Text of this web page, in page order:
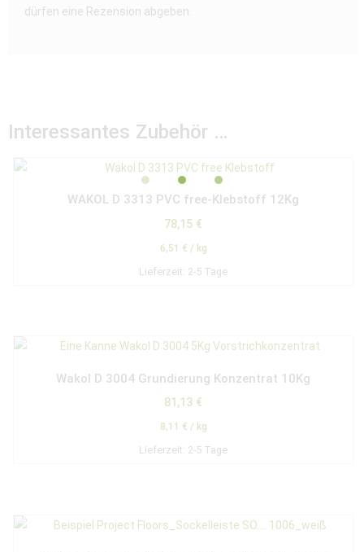
dürfen eine Rezension abgeben.
Interessantes Zubehör …
WAKOL D 3313 PVC free-Klebstoff 12Kg
78,15 €
6,51 € / kg
Lieferzeit: 2-5 Tage
Wakol D 3004 Grundierung Konzentrat 10Kg
81,13 €
8,11 € / kg
Lieferzeit: 2-5 Tage